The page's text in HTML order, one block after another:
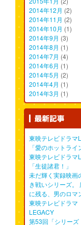
2014年12月 (2)
2014年11月 (2)
2014年10月 (1)
2014年9月 (3)
2014年8月 (1)
2014年7月 (4)
2014年6月 (1)
2014年5月 (2)
2014年4月 (1)
2014年3月 (1)
東映テレビドラマ
「愛のホットライ
東映テレビドラ
「生徒諸君！」
未だ輝く実録映画
き戦いシリーズ。
に残る、男のロマ
東映テレビドラマ
第53回「シリー